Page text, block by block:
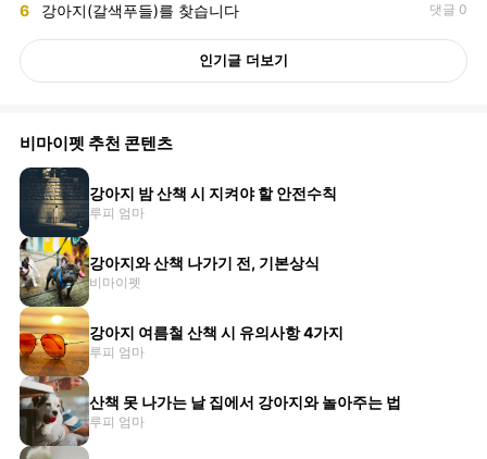
6 강아지(갈색푸들)를 찾습니다 댓글 0
인기글 더보기
비마이펫 추천 콘텐츠
강아지 밤 산책 시 지켜야 할 안전수칙
루피 엄마
강아지와 산책 나가기 전, 기본상식
비마이펫
강아지 여름철 산책 시 유의사항 4가지
루피 엄마
산책 못 나가는 날 집에서 강아지와 놀아주는 법
루피 엄마